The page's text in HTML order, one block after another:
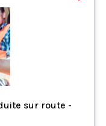
sur route -